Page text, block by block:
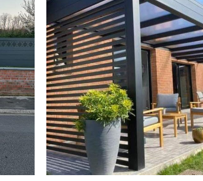
Pergola sur-mesure avec mur
nerium